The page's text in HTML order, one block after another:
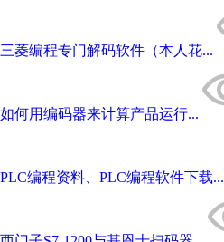
三菱编程专门解码软件（本人花...
如何用编码器来计算产品运行...
PLC编程资料、PLC编程软件下载...